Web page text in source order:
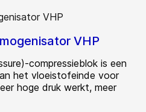
VHP
compressieblok is een
het vloeistofeinde voor
hoge druk werkt, meer